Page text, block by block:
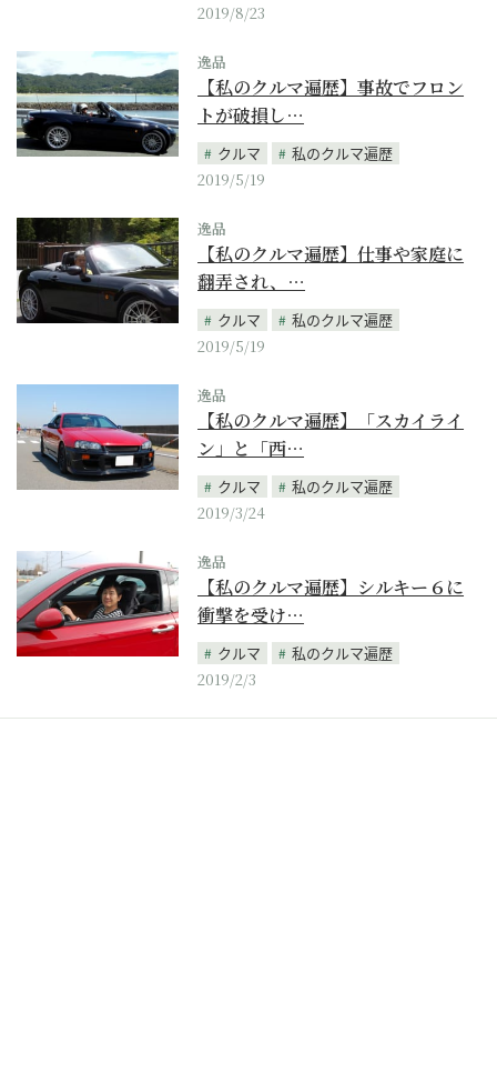
2019/8/23
逸品
【私のクルマ遍歴】事故でフロン
トが破損し…
クルマ
私のクルマ遍歴
2019/5/19
逸品
【私のクルマ遍歴】仕事や家庭に
翻弄され、…
クルマ
私のクルマ遍歴
2019/5/19
逸品
【私のクルマ遍歴】「スカイライ
ン」と「西…
クルマ
私のクルマ遍歴
2019/3/24
逸品
【私のクルマ遍歴】シルキー６に
衝撃を受け…
クルマ
私のクルマ遍歴
2019/2/3